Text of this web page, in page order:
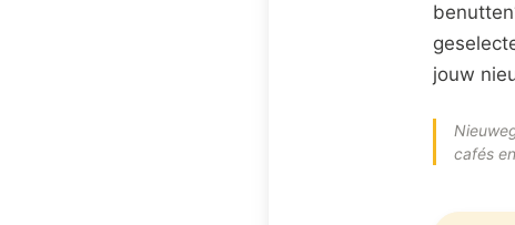
jouw
cafés